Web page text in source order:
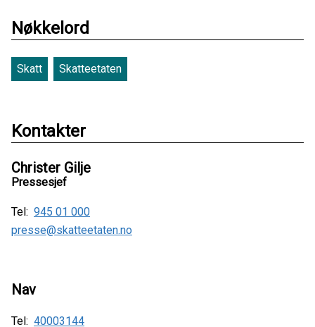
Nøkkelord
Skatt Skatteetaten
Kontakter
Christer Gilje
Pressesjef
Tel: 945 01 000
presse@skatteetaten.no
Nav
Tel: 40003144